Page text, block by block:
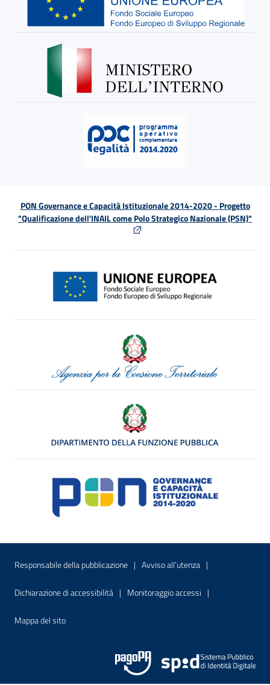
PON Governance e Capacità Istituzionale 2014-2020 - Progetto
"Qualificazione dell'INAIL come Polo Strategico Nazionale (PSN)"
Menu di servizio
Responsabile della pubblicazione Sito interno - Apre in una nuova
Avviso all’utenza Sito interno -
Dichiarazione di accessibilità Sito interno - Apre in una nuova finestra
Monitoraggio accessi Sito interno -
Mappa del sitoSito interno - Apre nella stessa finestra